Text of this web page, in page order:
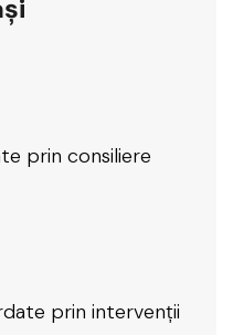
prin consiliere
prin intervenții